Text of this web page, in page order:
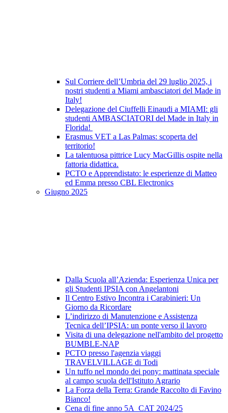
Sul Corriere dell’Umbria del 29 luglio 2025, i
nostri studenti a Miami ambasciatori del Made in
Italy!
Delegazione del Ciuffelli Einaudi a MIAMI: gli
studenti AMBASCIATORI del Made in Italy in
Florida!
Erasmus VET a Las Palmas: scoperta del
territorio!
La talentuosa pittrice Lucy MacGillis ospite nella
fattoria didattica.
PCTO e Apprendistato: le esperienze di Matteo
ed Emma presso CBL Electronics
Giugno 2025
Dalla Scuola all’Azienda: Esperienza Unica per
gli Studenti IPSIA con Angelantoni
Il Centro Estivo Incontra i Carabinieri: Un
Giorno da Ricordare
L’indirizzo di Manutenzione e Assistenza
Tecnica dell’IPSIA: un ponte verso il lavoro
Visita di una delegazione nell'ambito del progetto
BUMBLE-NAP
PCTO presso l'agenzia viaggi
TRAVELVILLAGE di Todi
Un tuffo nel mondo dei pony: mattinata speciale
al campo scuola dell'Istituto Agrario
La Forza della Terra: Grande Raccolto di Favino
Bianco!
Cena di fine anno 5A_CAT 2024/25